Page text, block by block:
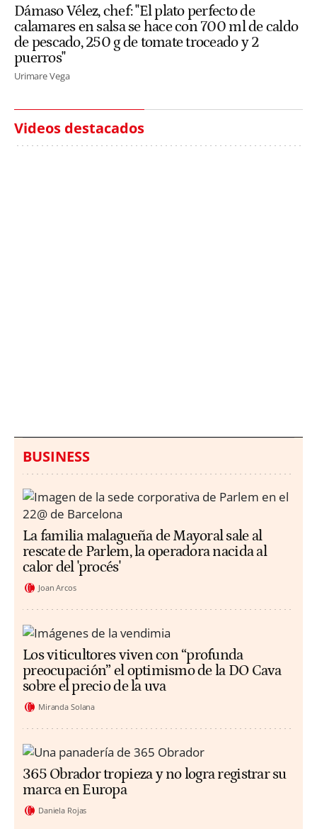
Dámaso Vélez, chef: "El plato perfecto de
calamares en salsa se hace con 700 ml de caldo
de pescado, 250 g de tomate troceado y 2
puerros"
Urimare Vega
Videos destacados
BUSINESS
La familia malagueña de Mayoral sale al
rescate de Parlem, la operadora nacida al
calor del 'procés'
Joan Arcos
Los viticultores viven con “profunda
preocupación” el optimismo de la DO Cava
sobre el precio de la uva
Miranda Solana
365 Obrador tropieza y no logra registrar su
marca en Europa
Daniela Rojas